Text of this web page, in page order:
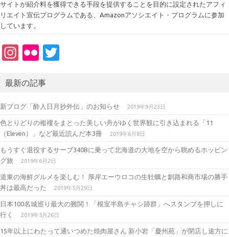
サイトが紹介料を獲得できる手段を提供することを目的に設定されたアフィ
リエイト宣伝プログラムである、Amazonアソシエイト・プログラムに参加
しています。
In
a
gr
a
m
Fl
kr
te
r
最新の記事
新ブログ「酔人日月抄外伝」のお知らせ 2019年9月23日
色とりどりの襤褸をまとった美しい舟がゆく世界観に引き込まれる「11
（Eleven）」など最近読んだ本3冊
2019年6月8日
もうすぐ退役するサーブ340Bに乗って北海道の大地を空から眺めるホッピン
グ旅
2019年6月2日
道東の海鮮グルメを楽しむ！ 厚岸エーウロコの生牡蠣と釧路和商市場の勝手
丼は最高だった
2019年5月29日
日本100名城巡り最大の難関！「根室半島チャシ跡群」へスタンプを押しに
行く
2019年5月26日
15年以上にわたって通いつめた焼肉屋さん 新小岩「慶州苑」が閉店し途方に